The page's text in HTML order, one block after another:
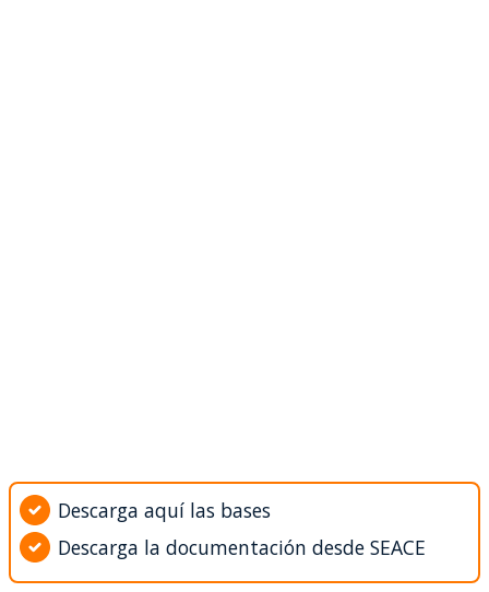
Descarga aquí las bases
Descarga la documentación desde SEACE